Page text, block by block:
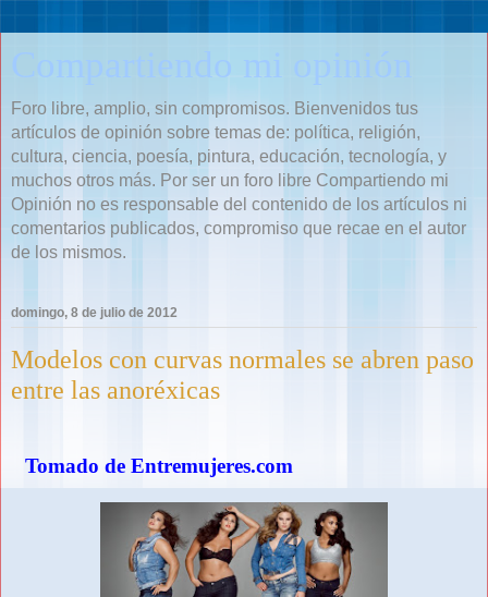
Compartiendo mi opinión
Foro libre, amplio, sin compromisos. Bienvenidos tus
artículos de opinión sobre temas de: política, religión,
cultura, ciencia, poesía, pintura, educación, tecnología, y
muchos otros más. Por ser un foro libre Compartiendo mi
Opinión no es responsable del contenido de los artículos ni
comentarios publicados, compromiso que recae en el autor
de los mismos.
domingo, 8 de julio de 2012
Modelos con curvas normales se abren paso
entre las anoréxicas
Tomado de Entremujeres.com